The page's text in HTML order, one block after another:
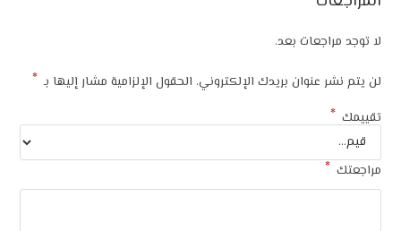
لا توجد مراجعات بعد.
لن يتم نشر عنوان بريدك الإلكتروني. الحقول الإلزامية مشار إليها بـ *
تقييمك *
مراجعتك *